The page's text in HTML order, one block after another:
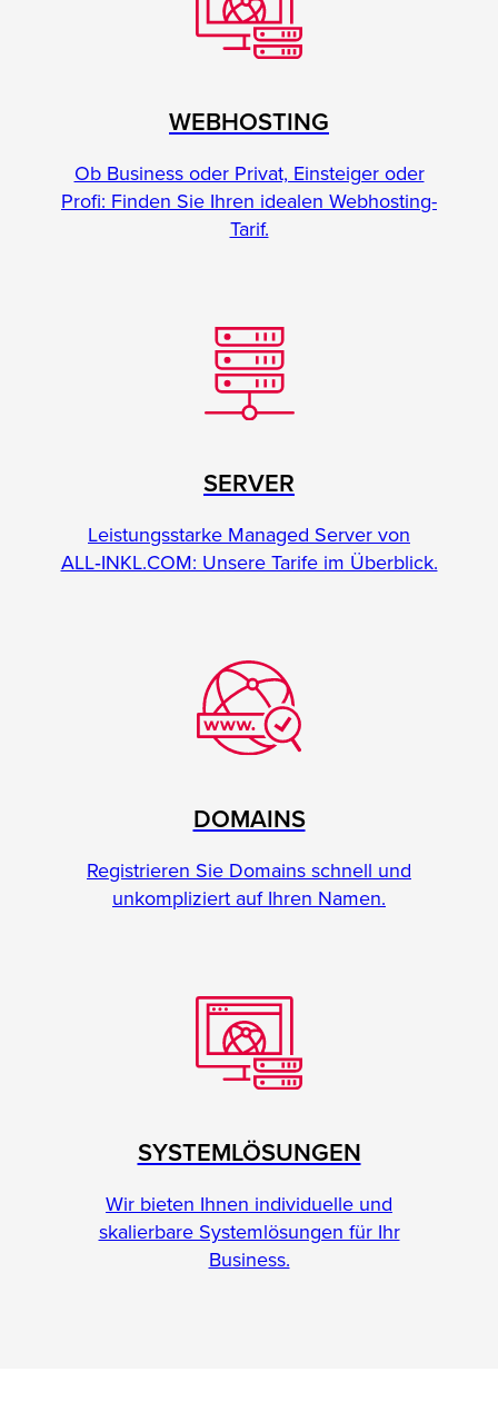
WEBHOSTING
Ob Business oder Privat, Einsteiger oder
Profi: Finden Sie Ihren idealen Webhosting-
Tarif.
SERVER
Leistungsstarke Managed Server von
ALL‑INKL.COM: Unsere Tarife im Überblick.
DOMAINS
Registrieren Sie Domains schnell und
unkompliziert auf Ihren Namen.
SYSTEMLÖSUNGEN
Wir bieten Ihnen individuelle und
skalierbare Systemlösungen für Ihr
Business.